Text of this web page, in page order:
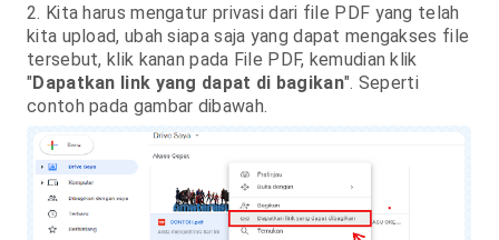
2. Kita harus mengatur privasi dari file PDF yang telah
kita upload, ubah siapa saja yang dapat mengakses file
tersebut, klik kanan pada File PDF, kemudian klik
"Dapatkan link yang dapat di bagikan". Seperti
contoh pada gambar dibawah.